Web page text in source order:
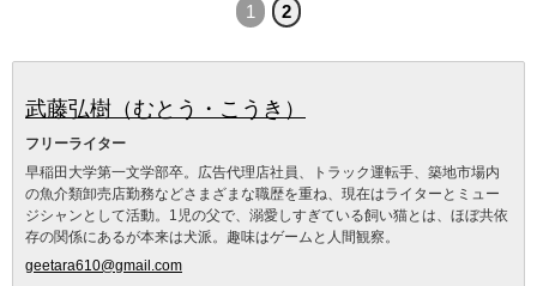
1 2
武藤弘樹（むとう・こうき）
フリーライター
早稲田大学第一文学部卒。広告代理店社員、トラック運転手、築地市場内
の魚介類卸売店勤務などさまざまな職歴を重ね、現在はライターとミュー
ジシャンとして活動。1児の父で、溺愛しすぎている飼い猫とは、ほぼ共依
存の関係にあるが本来は犬派。趣味はゲームと人間観察。
geetara610@gmail.com